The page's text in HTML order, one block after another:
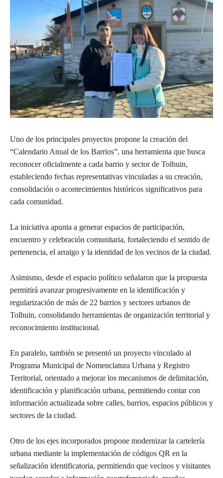
Uno de los principales proyectos propone la creación del
“Calendario Anual de los Barrios”, una herramienta que busca
reconocer oficialmente a cada barrio y sector de Tolhuin,
estableciendo fechas representativas vinculadas a su creación,
consolidación o acontecimientos históricos significativos para
cada comunidad.
La iniciativa apunta a generar espacios de participación,
encuentro y celebración comunitaria, fortaleciendo el sentido de
pertenencia, el arraigo y la identidad de los vecinos de la ciudad.
Asimismo, desde el espacio político señalaron que la propuesta
permitirá avanzar progresivamente en la identificación y
regularización de más de 22 barrios y sectores urbanos de
Tolhuin, consolidando herramientas de organización territorial y
reconocimiento institucional.
En paralelo, también se presentó un proyecto vinculado al
Programa Municipal de Nomenclatura Urbana y Registro
Territorial, orientado a mejorar los mecanismos de delimitación,
identificación y planificación urbana, permitiendo contar con
información actualizada sobre calles, barrios, espacios públicos y
sectores de la ciudad.
Otro de los ejes incorporados propone modernizar la cartelería
urbana mediante la implementación de códigos QR en la
señalización identificatoria, permitiendo que vecinos y visitantes